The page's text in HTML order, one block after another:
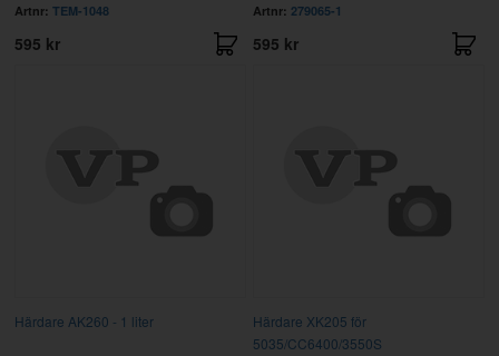
Artnr: TEM-1048
595 kr
Artnr: 279065-1
595 kr
Härdare AK260 - 1 liter
Härdare XK205 för
5035/CC6400/3550S